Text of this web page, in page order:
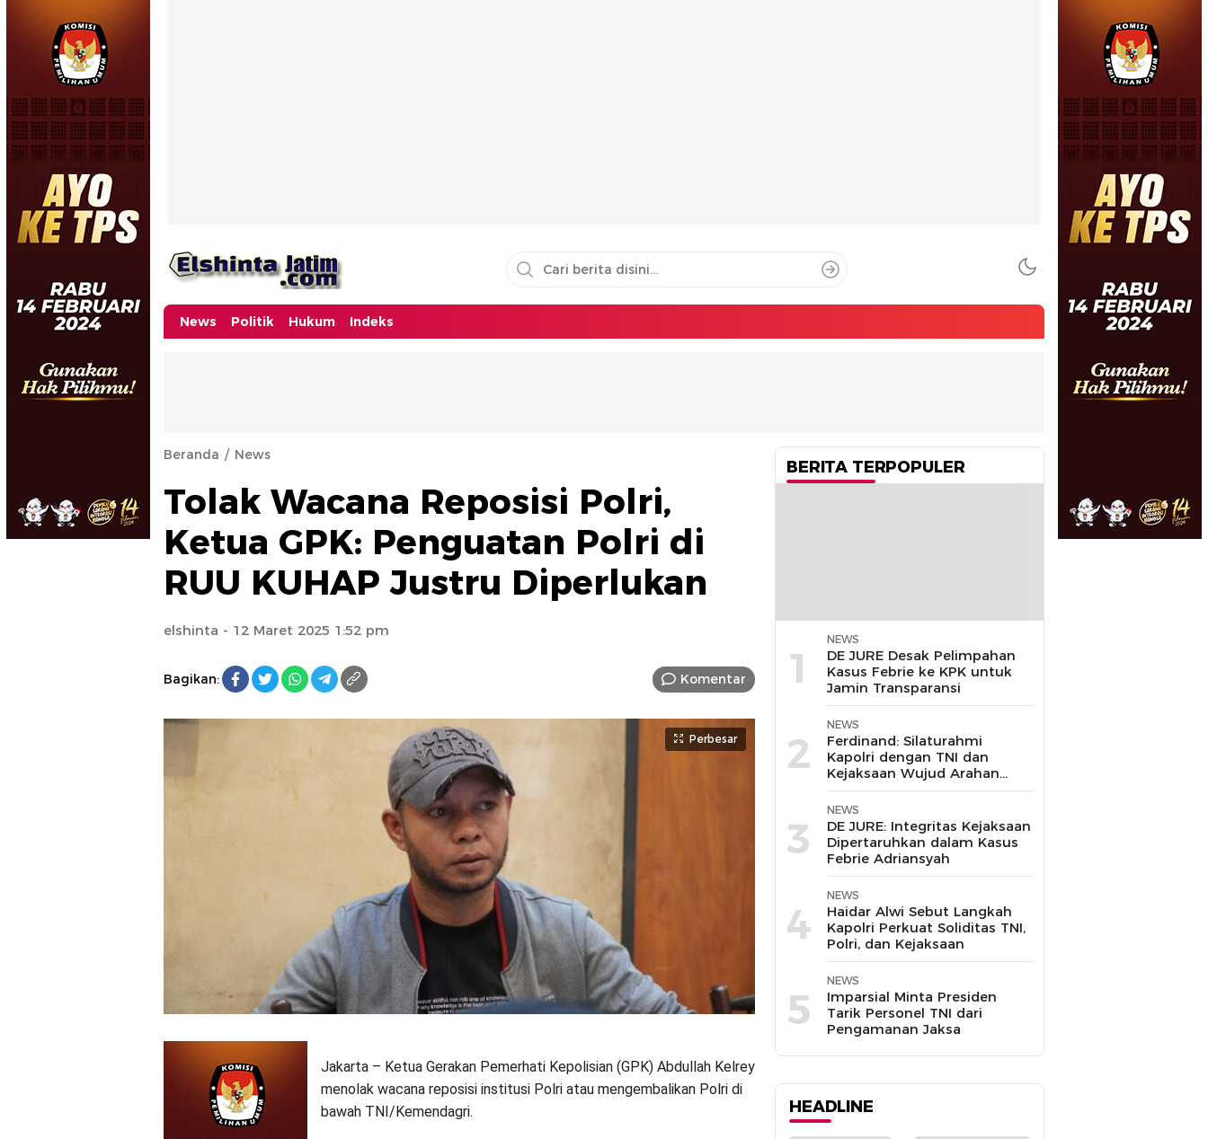
News Politik Hukum Indeks
Beranda News
Tolak Wacana Reposisi Polri,
Ketua GPK: Penguatan Polri di
RUU KUHAP Justru Diperlukan
elshinta - 12 Maret 2025 1:52 pm
Bagikan: Komentar
Perbesar
Jakarta – Ketua Gerakan Pemerhati Kepolisian (GPK) Abdullah Kelrey
menolak wacana reposisi institusi Polri atau mengembalikan Polri di
bawah TNI/Kemendagri.
BERITA TERPOPULER
1
NEWS
DE JURE Desak Pelimpahan
Kasus Febrie ke KPK untuk
Jamin Transparansi
2
NEWS
Ferdinand: Silaturahmi
Kapolri dengan TNI dan
Kejaksaan Wujud Arahan
Presiden Prabowo
3
NEWS
DE JURE: Integritas Kejaksaan
Dipertaruhkan dalam Kasus
Febrie Adriansyah
4
NEWS
Haidar Alwi Sebut Langkah
Kapolri Perkuat Soliditas TNI,
Polri, dan Kejaksaan
5
NEWS
Imparsial Minta Presiden
Tarik Personel TNI dari
Pengamanan Jaksa
HEADLINE